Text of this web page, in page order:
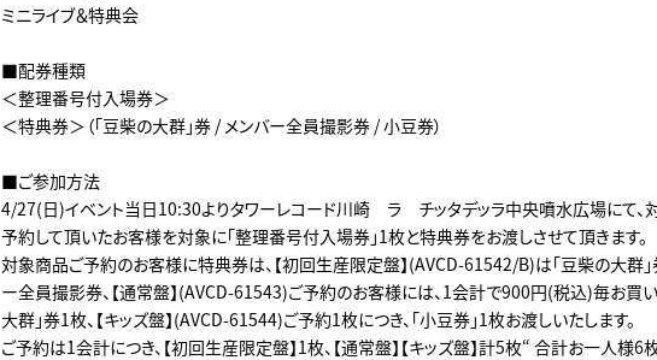
ミニライブ＆特典会
■配券種類
＜整理番号付入場券＞
＜特典券＞（「豆柴の大群」券 / メンバー全員撮影券 / 小豆券）
■ご参加方法
4/27(日)イベント当日10:30よりタワーレコード川崎 ラ チッタデッラ中央噴水広場にて、
予約して頂いたお客様を対象に「整理番号付入場券」1枚と特典券をお渡しさせて頂きます。
対象商品ご予約のお客様に特典券は、【初回生産限定盤】(AVCD-61542/B)は「豆柴の大群
ー全員撮影券、【通常盤】(AVCD-61543)ご予約のお客様には、1会計で900円(税込)毎お買
大群」券1枚、【キッズ盤】(AVCD-61544)ご予約1枚につき、「小豆券」1枚お渡しいたします。
ご予約は1会計につき、【初回生産限定盤】1枚、【通常盤】【キッズ盤】計5枚“ 合計お一人様6